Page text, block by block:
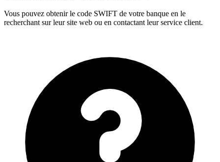
Vous pouvez obtenir le code SWIFT de votre banque en le
recherchant sur leur site web ou en contactant leur service client.